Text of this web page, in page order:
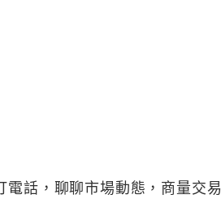
話，聊聊市場動態，商量交易